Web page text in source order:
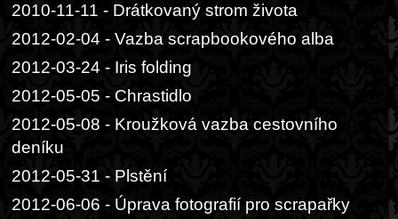
2010-11-11 - Drátkovaný strom života
2012-02-04 - Vazba scrapbookového alba
2012-03-24 - Iris folding
2012-05-05 - Chrastidlo
2012-05-08 - Kroužková vazba cestovního
deníku
2012-05-31 - Plstění
2012-06-06 - Úprava fotografií pro scrapařky